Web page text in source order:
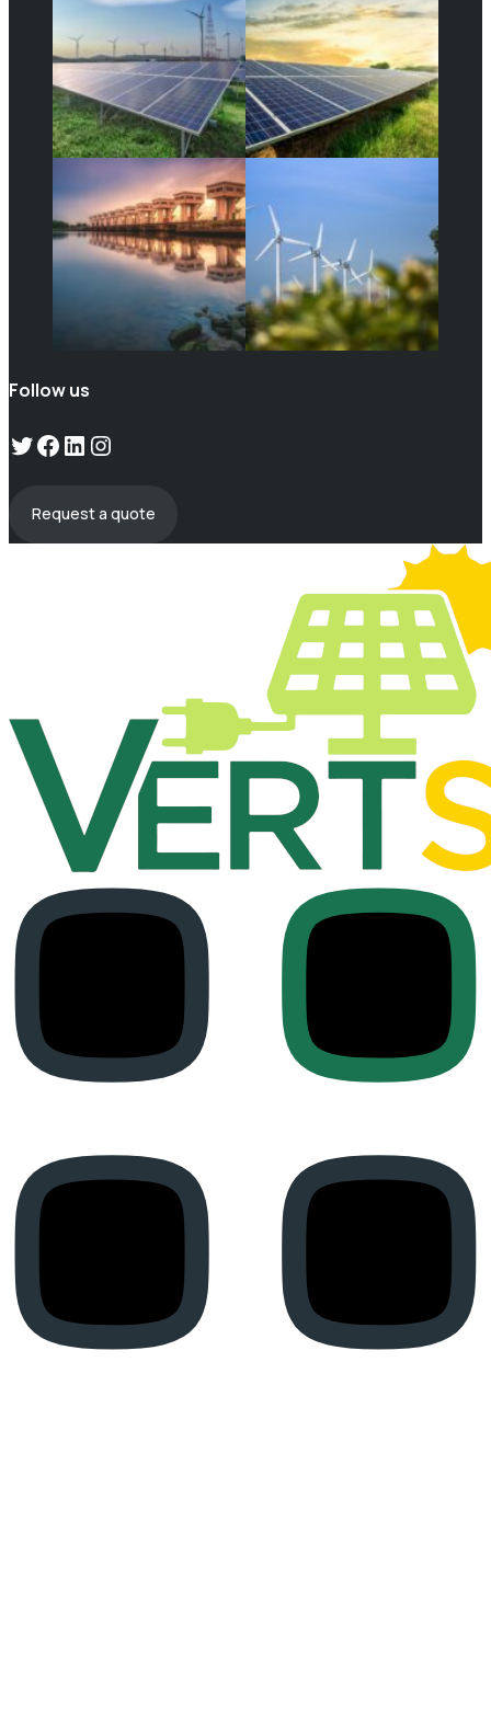
Follow us
Twitter
Facebook
LinkedIn
Instagram
Request a quote